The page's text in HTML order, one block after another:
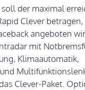
soll der maximal
Clever betragen,
angeboten
mit
Klimaautomatik,
Clever-Paket.